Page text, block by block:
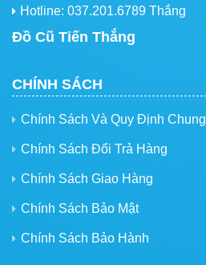
Hotline: 037.201.6789 Thắng
Đồ Cũ Tiến Thắng
CHÍNH SÁCH
Chính Sách Và Quy Định Chung
Chính Sách Đổi Trả Hàng
Chính Sách Giao Hàng
Chính Sách Bảo Mật
Chính Sách Bảo Hành